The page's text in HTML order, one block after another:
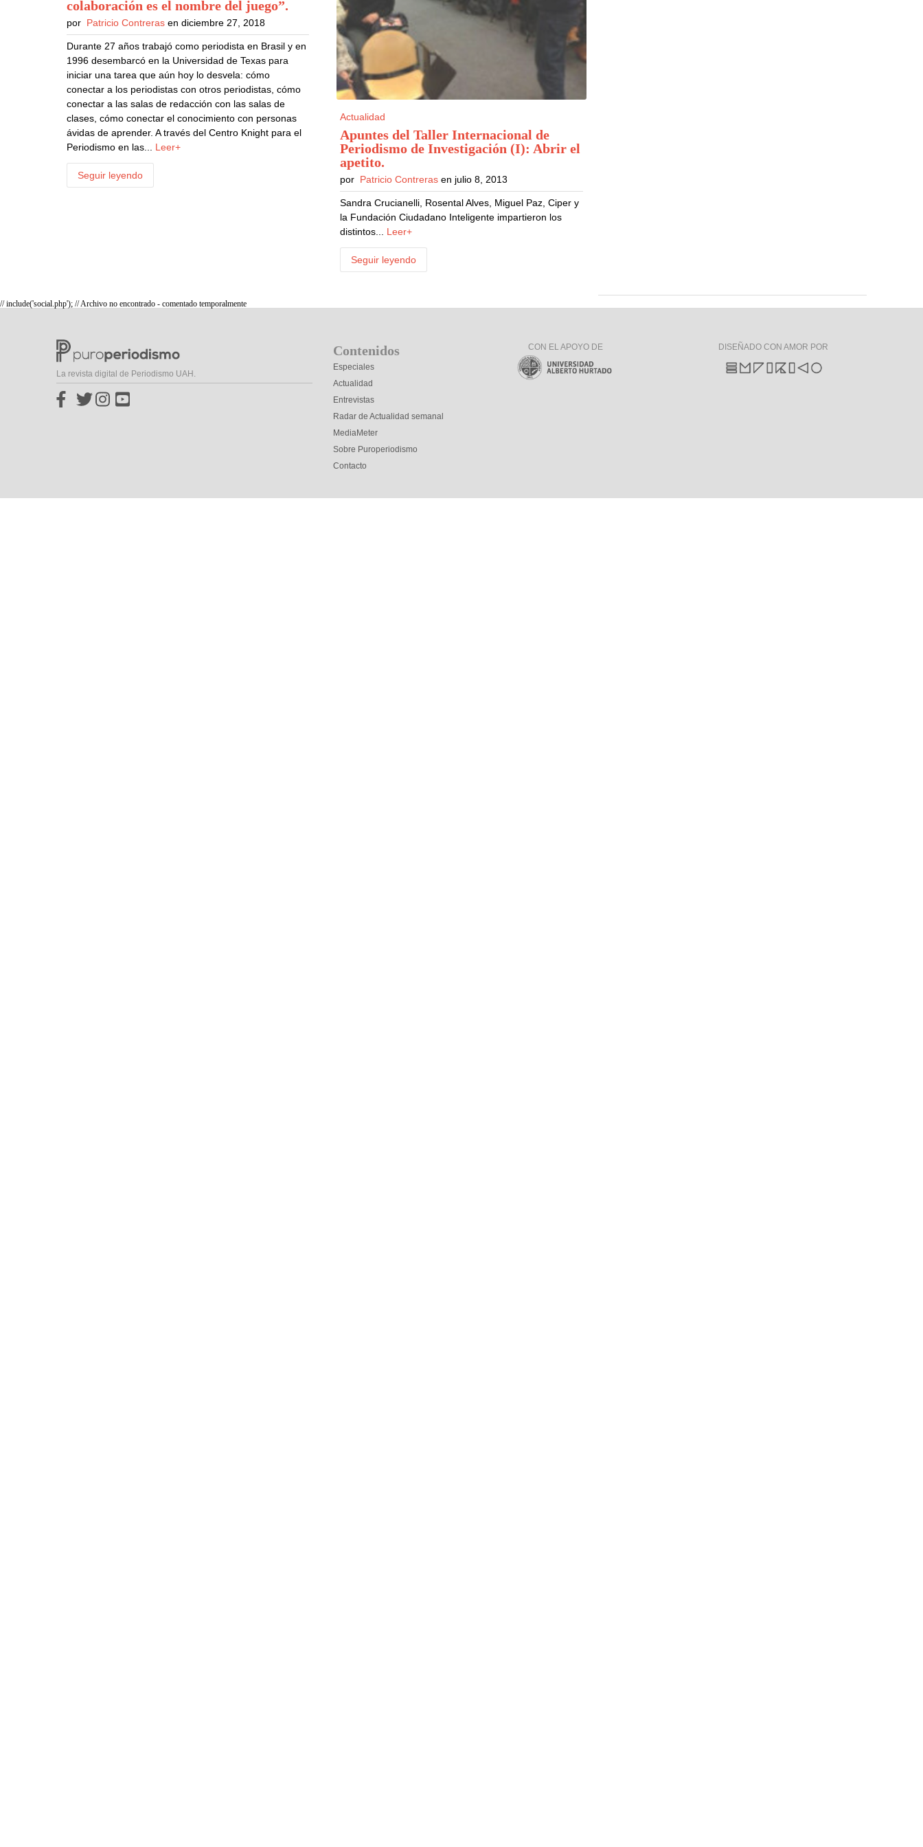
colaboración es el nombre del juego”.
por Patricio Contreras en diciembre 27, 2018
Durante 27 años trabajó como periodista en Brasil y en
1996 desembarcó en la Universidad de Texas para
iniciar una tarea que aún hoy lo desvela: cómo
conectar a los periodistas con otros periodistas, cómo
conectar a las salas de redacción con las salas de
clases, cómo conectar el conocimiento con personas
ávidas de aprender. A través del Centro Knight para el
Periodismo en las... Leer+
Seguir leyendo
Actualidad
Apuntes del Taller Internacional de
Periodismo de Investigación (I): Abrir el
apetito.
por Patricio Contreras en julio 8, 2013
Sandra Crucianelli, Rosental Alves, Miguel Paz, Ciper y
la Fundación Ciudadano Inteligente impartieron los
distintos... Leer+
Seguir leyendo
// include('social.php'); // Archivo no encontrado - comentado temporalmente
La revista digital de Periodismo UAH.
Contenidos
Especiales
Actualidad
Entrevistas
Radar de Actualidad semanal
MediaMeter
Sobre Puroperiodismo
Contacto
CON EL APOYO DE DISEÑADO CON AMOR POR